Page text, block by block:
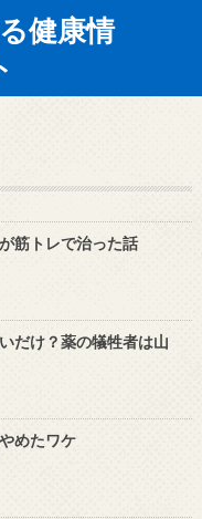
健康情
筋トレで治った話
だけ？薬の犠牲者は山
めたワケ